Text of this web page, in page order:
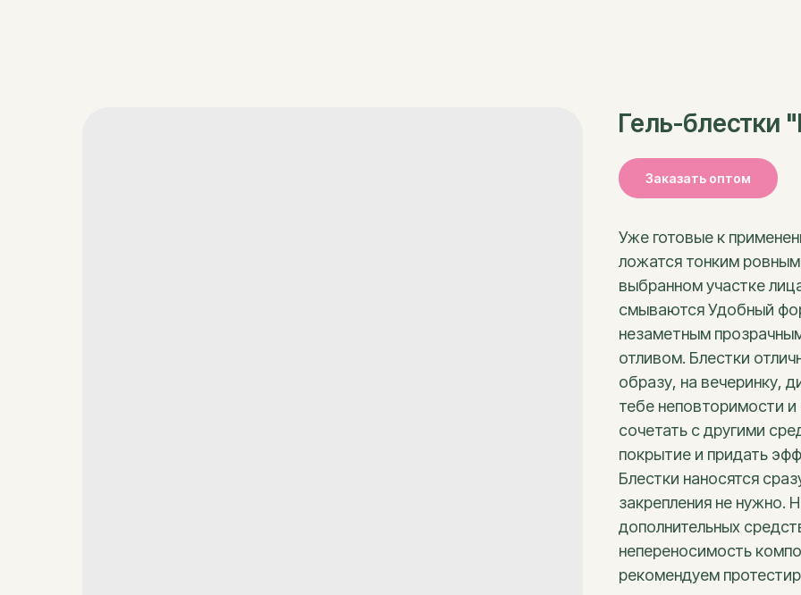
Гель-блестки
Заказать оптом
Уже готовые к
ложатся тонким
выбранном участке
смываются Удобный
незаметным
отливом. Блестки
образу, на вечеринку,
тебе неповторимости
сочетать с другими
покрытие и придать
Блестки наносятся
закрепления не нужно.
дополнительных
непереносимость
рекомендуем